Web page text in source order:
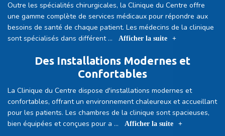
Outre les spécialités chirurgicales, la Clinique du Centre offre
une gamme complète de services médicaux pour répondre aux
besoins de santé de chaque patient. Les médecins de la clinique
sont spécialisés dans différent... Afficher la suite
Des Installations Modernes et
Confortables
La Clinique du Centre dispose d'installations modernes et
confortables, offrant un environnement chaleureux et accueillant
pour les patients. Les chambres de la clinique sont spacieuses,
bien équipées et conçues pour a ... Afficher la suite